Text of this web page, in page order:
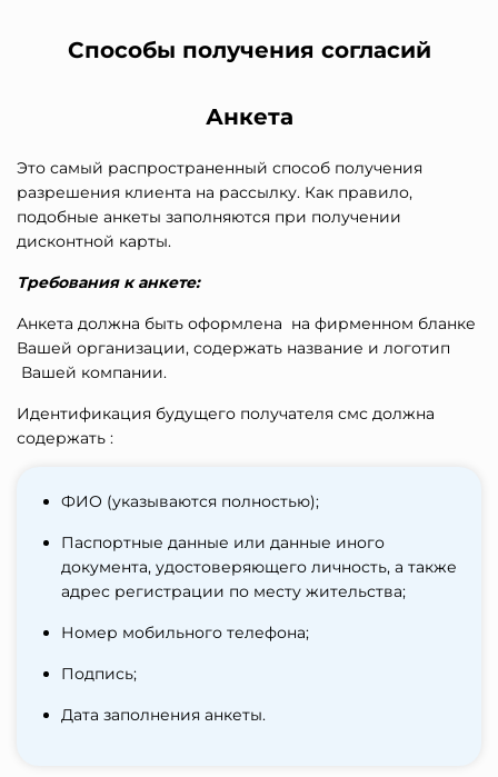
Способы получения согласий
Анкета
Это самый распространенный способ получения
разрешения клиента на рассылку. Как правило,
подобные анкеты заполняются при получении
дисконтной карты.
Требования к анкете:
Анкета должна быть оформлена на фирменном бланке
Вашей организации, содержать название и логотип
Вашей компании.
Идентификация будущего получателя смс должна
содержать :
ФИО (указываются полностью);
Паспортные данные или данные иного
документа, удостоверяющего личность, а также
адрес регистрации по месту жительства;
Номер мобильного телефона;
Подпись;
Дата заполнения анкеты.